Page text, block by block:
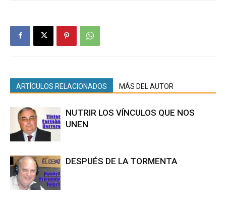
ARTÍCULOS RELACIONADOS MÁS DEL AUTOR
NUTRIR LOS VÍNCULOS QUE NOS
UNEN
DESPUÉS DE LA TORMENTA